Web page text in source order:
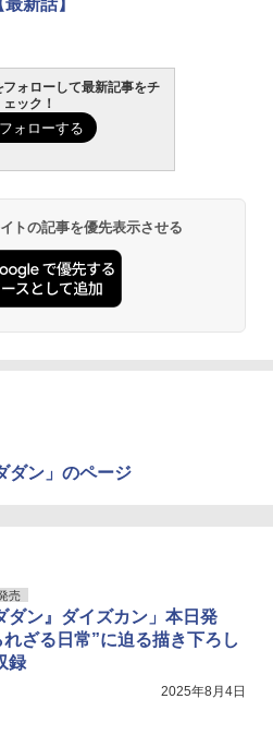
新話】
ォローして最新記事をチ
ェック！
トの記事を優先表示させる
ダン」のページ
売
ダン』ダイズカン」本日発
ざる日常”に迫る描き下ろし
録
2025年8月4日